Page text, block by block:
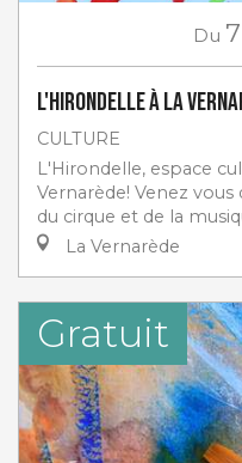
Du 7
L'Hirondelle à La
CULTURE
L'Hirondelle, espace
Vernarède! Venez
du cirque et de la
La Vernarède
Gratuit